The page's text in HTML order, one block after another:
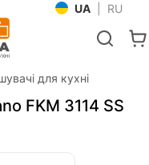
UA RU
для кухні
FKM 3114 SS